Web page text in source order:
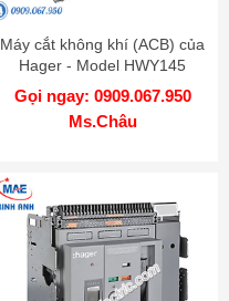
Máy cắt không khí (ACB) của
Hager - Model HWY145
Gọi ngay: 0909.067.950
Ms.Châu